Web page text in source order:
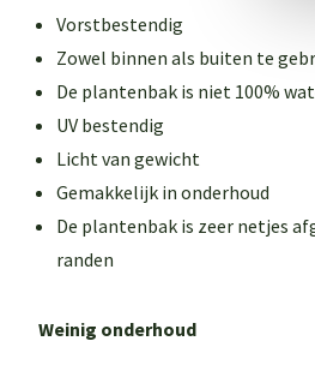
Vorstbestendig
Zowel binnen als buiten te
De plantenbak is niet 100%
UV bestendig
Licht van gewicht
Gemakkelijk in onderhoud
De plantenbak is zeer netjes
randen
Weinig onderhoud